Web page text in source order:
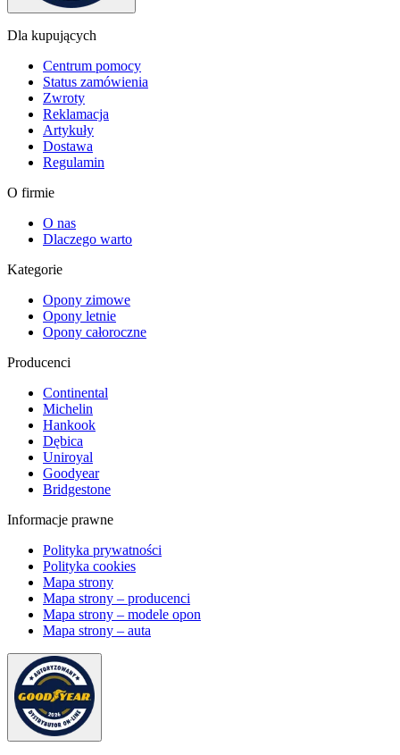
Dla kupujących
Centrum pomocy
Status zamówienia
Zwroty
Reklamacja
Artykuły
Dostawa
Regulamin
O firmie
O nas
Dlaczego warto
Kategorie
Opony zimowe
Opony letnie
Opony całoroczne
Producenci
Continental
Michelin
Hankook
Dębica
Uniroyal
Goodyear
Bridgestone
Informacje prawne
Polityka prywatności
Polityka cookies
Mapa strony
Mapa strony – producenci
Mapa strony – modele opon
Mapa strony – auta